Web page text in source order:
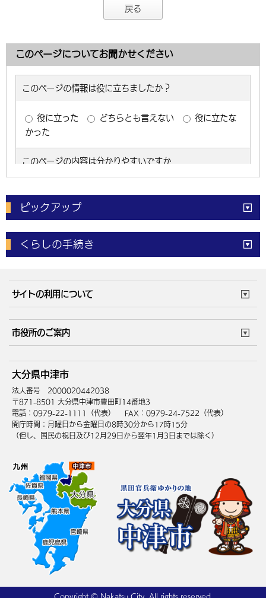
戻る
このページについてお聞かせください
ピックアップ
電子申請 窓口の混雑状況
体育施設予約状況 ご意見・ご要望
くらしの手続き
成人・仕事
住まい・引越 ごみ・環境
健康・医療 障がい・福祉
高齢・介護
サイトの利用について
サイトマップ
市役所のご案内
庁舎地図 組織案内
中津市へのアクセス
大分県中津市
法人番号 2000020442038
〒871-8501 大分県中津市豊田町14番地3
電話：0979-22-1111（代表）
FAX：0979-24-7522（代表）
開庁時間：月曜日から金曜日の8時30分から17時15分
（但し、国民の祝日及び12月29日から翌年1月3日までは除く）
Copyright © Nakatsu City, All rights reserved.